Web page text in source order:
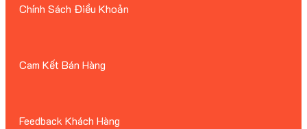
Chính Sách Điều Khoản
Cam Kết Bán Hàng
Feedback Khách Hàng